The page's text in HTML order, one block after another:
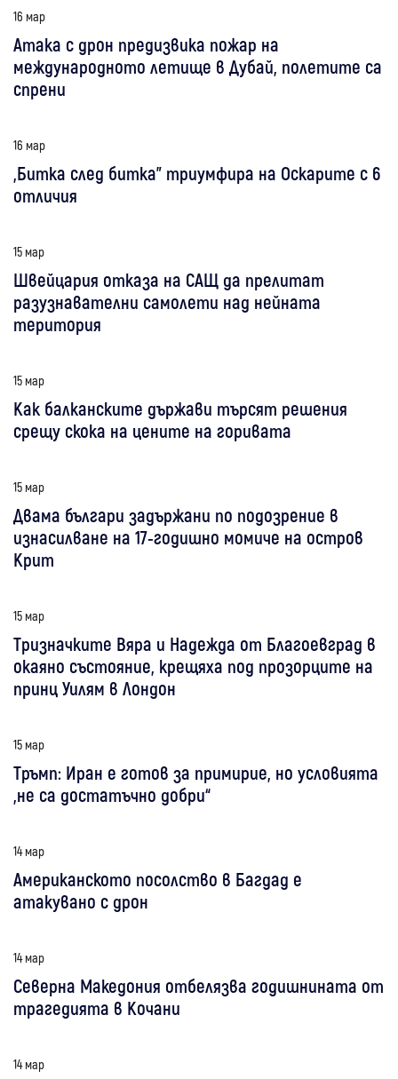
16 мар
Атака с дрон предизвика пожар на
международното летище в Дубай, полетите са
спрени
16 мар
„Битка след битка” триумфира на Оскарите с 6
отличия
15 мар
Швейцария отказа на САЩ да прелитат
разузнавателни самолети над нейната
територия
15 мар
Как балканските държави търсят решения
срещу скока на цените на горивата
15 мар
Двама българи задържани по подозрение в
изнасилване на 17-годишно момиче на остров
Крит
15 мар
Тризначките Вяра и Надежда от Благоевград в
окаяно състояние, крещяха под прозорците на
принц Уилям в Лондон
15 мар
Тръмп: Иран е готов за примирие, но условията
„не са достатъчно добри“
14 мар
Американското посолство в Багдад е
атакувано с дрон
14 мар
Северна Македония отбелязва годишнината от
трагедията в Кочани
14 мар